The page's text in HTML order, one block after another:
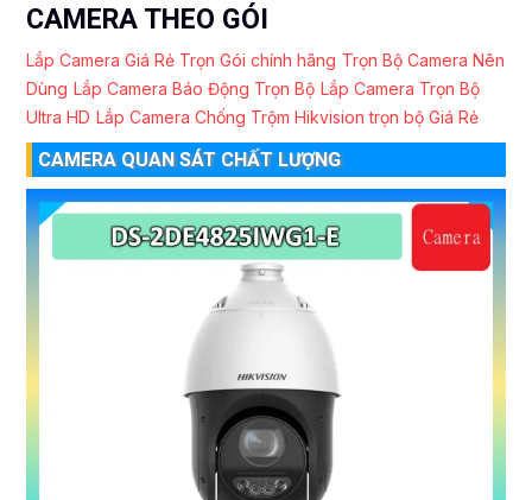
CAMERA THEO GÓI
Lắp Camera Giá Rẻ Trọn Gói chính hãng Trọn Bộ Camera Nên
Dùng Lắp Camera Báo Động Trọn Bộ Lắp Camera Trọn Bộ
Ultra HD Lắp Camera Chống Trộm Hikvision trọn bộ Giá Rẻ
CAMERA QUAN SÁT CHẤT LƯỢNG